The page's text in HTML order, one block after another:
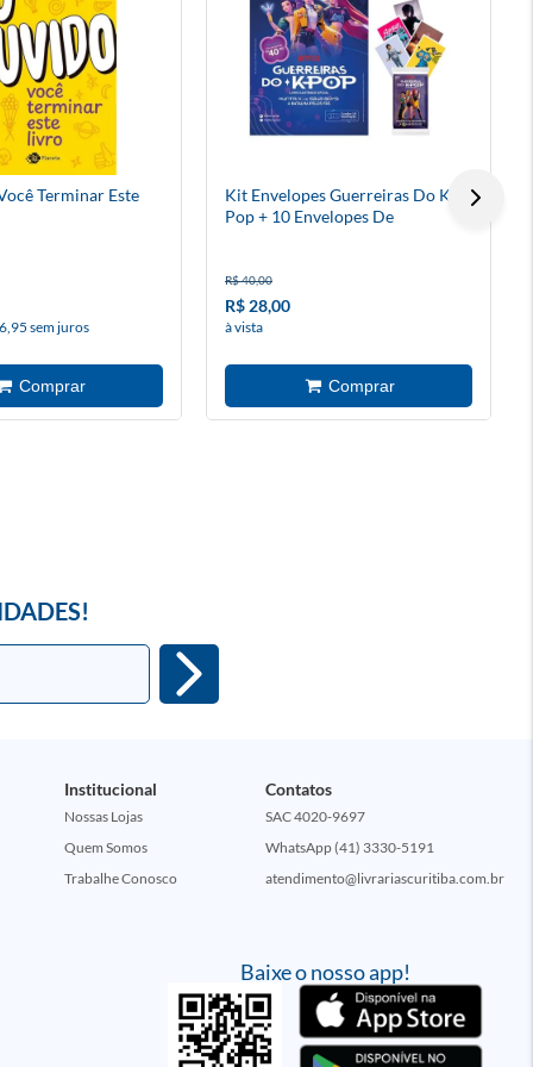
Terminar Este
sem juros
Kit Envelopes Guerreiras Do K
Pop + 10 Envelopes De
R$ 40,00
R$ 28,00
à vista
Baixe o nosso app!
Institucional
Nossas Lojas
Quem Somos
Trabalhe Conosco
Contatos
SAC 4020-9697
WhatsApp (41) 3330-5191
atendimento@livrariascuritiba.com.br